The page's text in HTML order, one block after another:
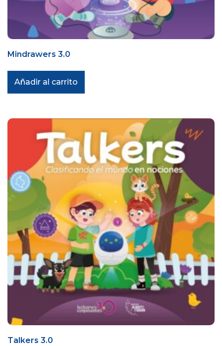
Mindrawers 3.0
Añadir al carrito
Talkers 3.0